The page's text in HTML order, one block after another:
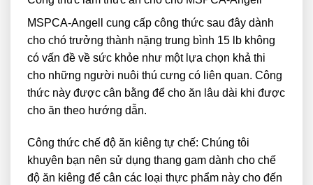
MSPCA-Angell cung cấp công thức sau đây dành
cho chó trưởng thành nặng trung bình 15 lb không
có vấn đề về sức khỏe như một lựa chọn khả thi
cho những người nuôi thú cưng có liên quan. Công
thức này được cân bằng để cho ăn lâu dài khi được
cho ăn theo hướng dẫn.
Công thức chế độ ăn kiêng tự chế: Chúng tôi
khuyên bạn nên sử dụng thang gam dành cho chế
độ ăn kiêng để cân các loại thực phẩm này cho đến